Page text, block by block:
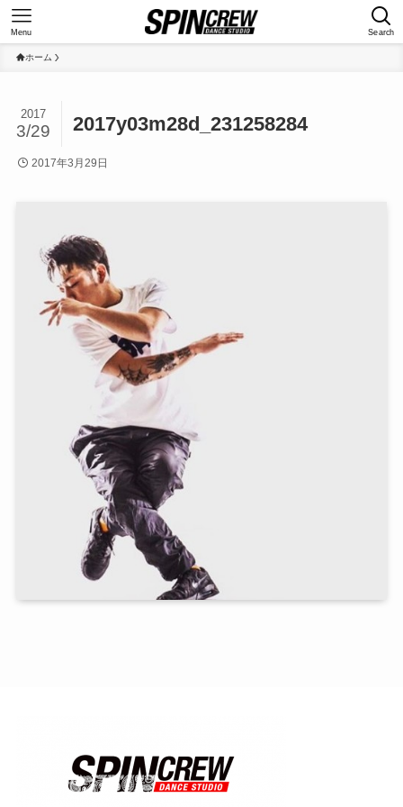
Search
Menu
ホーム
2017y03m28d_231258284
2017
3/29
2017年3月29日